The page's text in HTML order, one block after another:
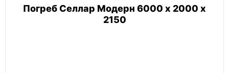
Погреб Селлар Модерн 6000 х 2000 х
2150